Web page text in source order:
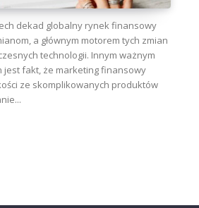
dekad globalny rynek finansowy
a głównym motorem tych zmian
technologii. Innym ważnym
jest fakt, że marketing finansowy
ze skomplikowanych produktów